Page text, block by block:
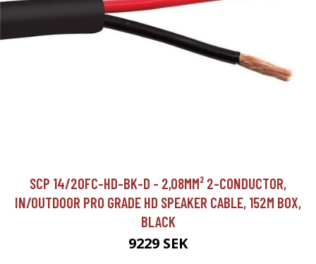
SCP 14/2OFC-HD-BK-D - 2,08MM² 2-CONDUCTOR,
IN/OUTDOOR PRO GRADE HD SPEAKER CABLE, 152M BOX,
BLACK
9229 SEK